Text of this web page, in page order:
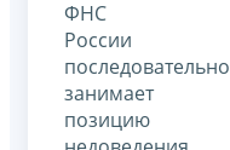
ФНС
России
последовательно
занимает
позицию